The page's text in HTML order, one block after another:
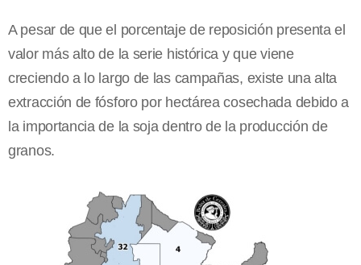
A pesar de que el porcentaje de reposición presenta el
valor más alto de la serie histórica y que viene
creciendo a lo largo de las campañas, existe una alta
extracción de fósforo por hectárea cosechada debido a
la importancia de la soja dentro de la producción de
granos.